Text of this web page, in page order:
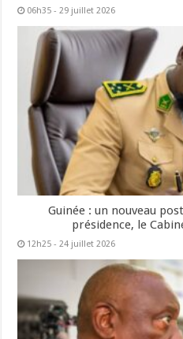
06h35 - 29 juillet 2026
Guinée : un nouveau
présidence, le
12h25 - 24 juillet 2026